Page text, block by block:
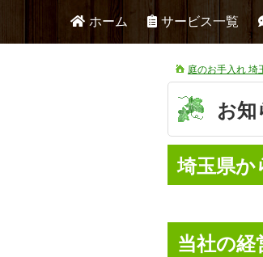
ホーム サービス一覧
庭のお手入れ 埼
お知
埼玉県か
当社の